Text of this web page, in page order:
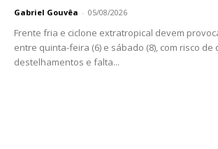
Gabriel Gouvêa - 05/08/2026
Frente fria e ciclone extratropical devem
entre quinta-feira (6) e sábado (8), com risco de
destelhamentos e falta...